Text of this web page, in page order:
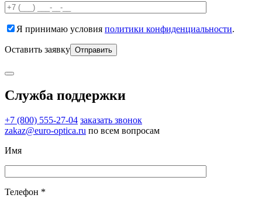
Я принимаю условия политики конфиденциальности.
Оставить заявку
Служба поддержки
+7 (800) 555-27-04 заказать звонок
zakaz@euro-optica.ru по всем вопросам
Имя
Телефон *